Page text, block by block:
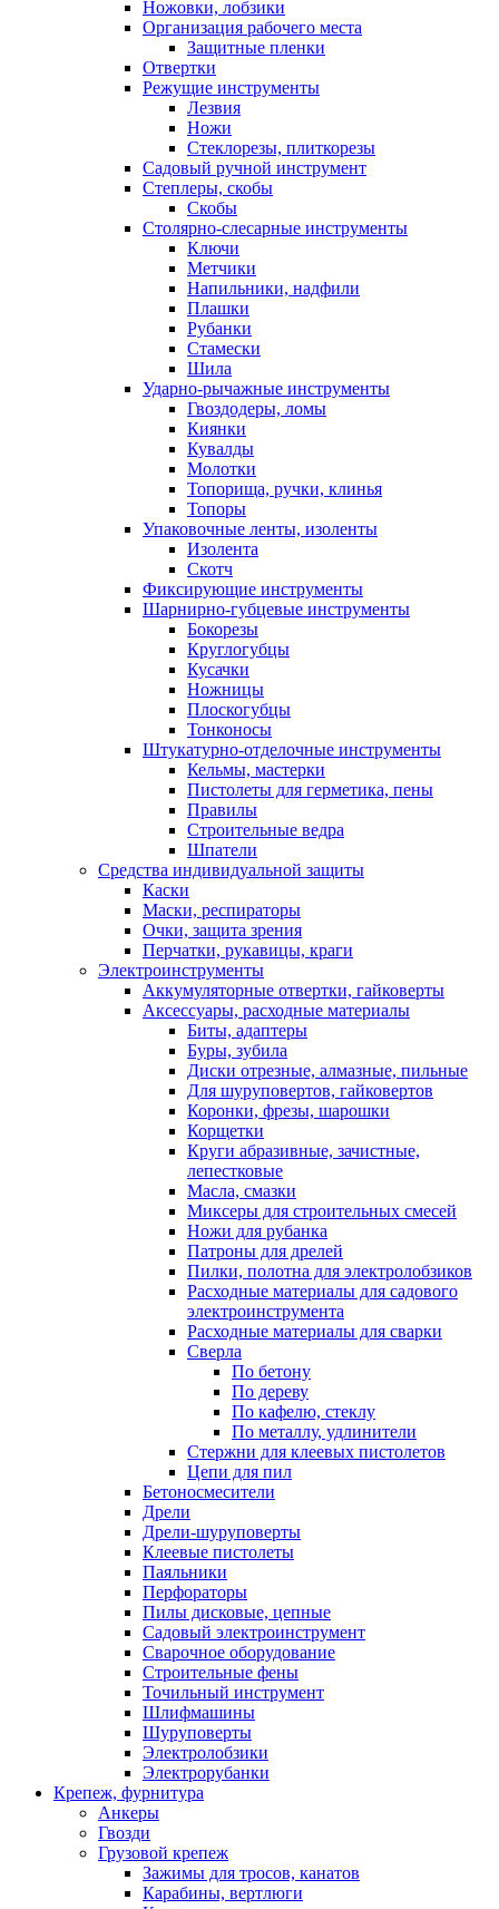
Ножовки, лобзики
Организация рабочего места
Защитные пленки
Отвертки
Режущие инструменты
Лезвия
Ножи
Стеклорезы, плиткорезы
Садовый ручной инструмент
Степлеры, скобы
Скобы
Столярно-слесарные инструменты
Ключи
Метчики
Напильники, надфили
Плашки
Рубанки
Стамески
Шила
Ударно-рычажные инструменты
Гвоздодеры, ломы
Киянки
Кувалды
Молотки
Топорища, ручки, клинья
Топоры
Упаковочные ленты, изоленты
Изолента
Скотч
Фиксирующие инструменты
Шарнирно-губцевые инструменты
Бокорезы
Круглогубцы
Кусачки
Ножницы
Плоскогубцы
Тонконосы
Штукатурно-отделочные инструменты
Кельмы, мастерки
Пистолеты для герметика, пены
Правилы
Строительные ведра
Шпатели
Средства индивидуальной защиты
Каски
Маски, респираторы
Очки, защита зрения
Перчатки, рукавицы, краги
Электроинструменты
Аккумуляторные отвертки, гайковерты
Аксессуары, расходные материалы
Биты, адаптеры
Буры, зубила
Диски отрезные, алмазные, пильные
Для шуруповертов, гайковертов
Коронки, фрезы, шарошки
Корщетки
Круги абразивные, зачистные,
лепестковые
Масла, смазки
Миксеры для строительных смесей
Ножи для рубанка
Патроны для дрелей
Пилки, полотна для электролобзиков
Расходные материалы для садового
электроинструмента
Расходные материалы для сварки
Сверла
По бетону
По дереву
По кафелю, стеклу
По металлу, удлинители
Стержни для клеевых пистолетов
Цепи для пил
Бетоносмесители
Дрели
Дрели-шуруповерты
Клеевые пистолеты
Паяльники
Перфораторы
Пилы дисковые, цепные
Садовый электроинструмент
Сварочное оборудование
Строительные фены
Точильный инструмент
Шлифмашины
Шуруповерты
Электролобзики
Электрорубанки
Крепеж, фурнитура
Анкеры
Гвозди
Грузовой крепеж
Зажимы для тросов, канатов
Карабины, вертлюги